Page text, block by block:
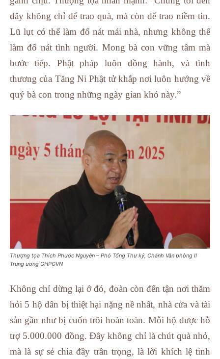
đây không chỉ để trao quà, mà còn để trao niềm tin.
Lũ lụt có thể làm đổ nát mái nhà, nhưng không thể
làm đổ nát tình người. Mong bà con vững tâm mà
bước tiếp. Phật pháp luôn đồng hành, và tình
thương của Tăng Ni Phật tử khắp nơi luôn hướng về
quý bà con trong những ngày gian khó này.”
Thượng tọa Thích Phước Nguyên – Phó Tổng Thư ký, Chánh Văn phòng II
Trung ương GHPGVN
Không chỉ dừng lại ở đó, đoàn còn đến tận nơi thăm
hỏi 5 hộ dân bị thiệt hại nặng nề nhất, nhà cửa và tài
sản gần như bị cuốn trôi hoàn toàn. Mỗi hộ được hỗ
trợ 5.000.000 đồng. Đây không chỉ là chút quà nhỏ,
mà là sự sẻ chia đầy trân trọng, là lời khích lệ tinh